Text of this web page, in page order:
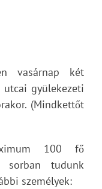
vasárnap két
gyülekezeti
(Mindkettőt
100 fő
sorban tudunk
személyek: